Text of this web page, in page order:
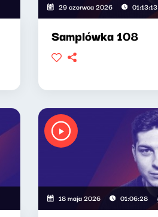
29 czerwca 2026 01:13:13
Samplówka 108
18 maja 2026 01:06:28